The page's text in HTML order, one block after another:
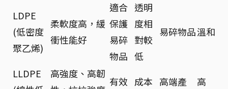
LDPE
(低密度
聚乙烯)
柔軟度高，緩
衝性能好
適合
保護
易碎
物品
透明
度相
對較
低
易碎物品溫和
LLDPE
高強度、高韌
有效 成本 高端產
高